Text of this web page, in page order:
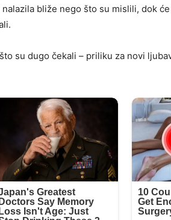
bliže nego što su mislili, dok
su dugo čekali – priliku za novi